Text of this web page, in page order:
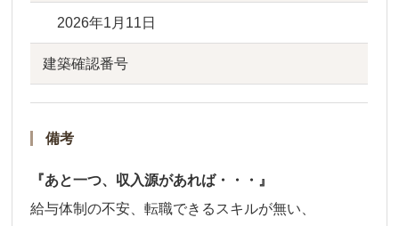
2026年1月11日
建築確認番号
備考
『あと一つ、収入源があれば・・・』
給与体制の不安、転職できるスキルが無い、